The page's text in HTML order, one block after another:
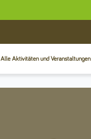
Alle Aktivitäten und Veranstaltungen